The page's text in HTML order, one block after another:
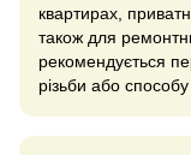
квартирах,
також для
рекомендується
різьби або